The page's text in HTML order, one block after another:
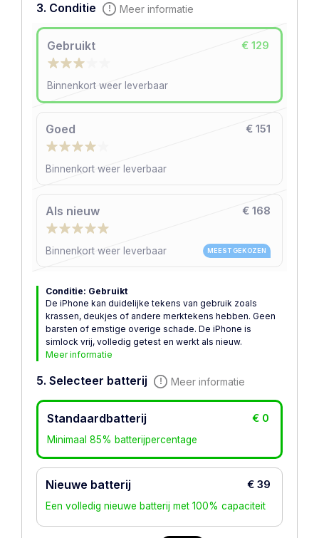
3. Conditie Meer informatie
Gebruikt € 129
Binnenkort weer leverbaar
Goed € 151
Binnenkort weer leverbaar
Als nieuw
MEEST GEKOZEN
€ 168
Binnenkort weer leverbaar
Conditie: Gebruikt
De iPhone kan duidelijke tekens van gebruik zoals
krassen, deukjes of andere merktekens hebben. Geen
barsten of ernstige overige schade. De iPhone is
simlock vrij, volledig getest en werkt als nieuw.
Meer informatie
5. Selecteer batterij Meer informatie
Standaardbatterij € 0
Minimaal 85% batterijpercentage
Nieuwe batterij € 39
Een volledig nieuwe batterij met 100% capaciteit